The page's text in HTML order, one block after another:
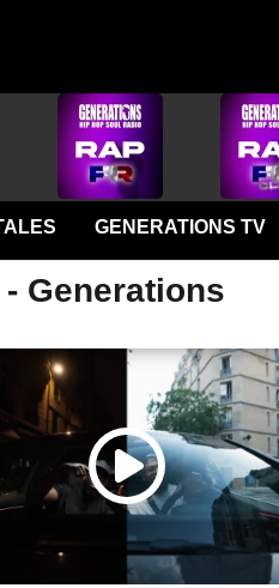
GENERATIONS TV
Generations